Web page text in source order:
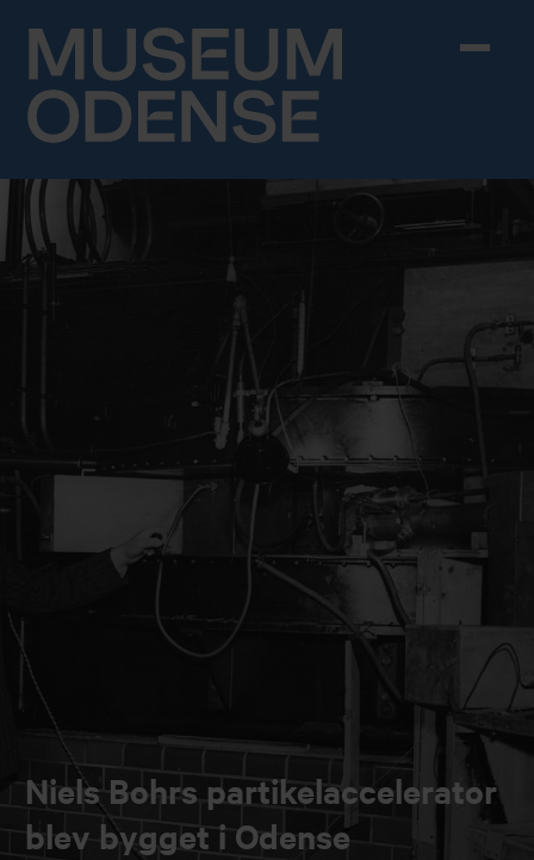
Niels Bohrs partikelaccelerator
blev bygget i Odense